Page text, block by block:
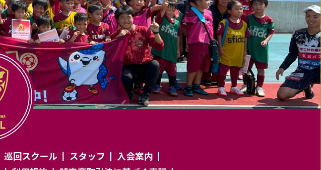
巡回スクール スタッフ
入会案内